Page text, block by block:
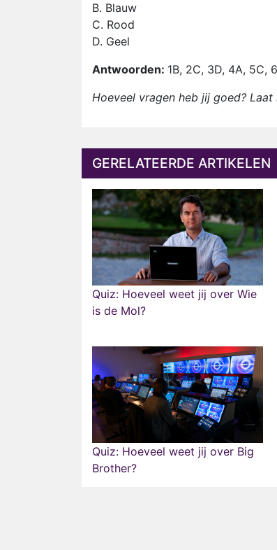
B. Blauw
C. Rood
D. Geel
Antwoorden: 1B, 2C, 3D, 4A, 5C,
Hoeveel vragen heb jij goed?
GERELATEERDE ARTIKELEN
Quiz: Hoeveel weet jij over Wie
is de Mol?
Quiz: Hoeveel weet jij over Big
Brother?